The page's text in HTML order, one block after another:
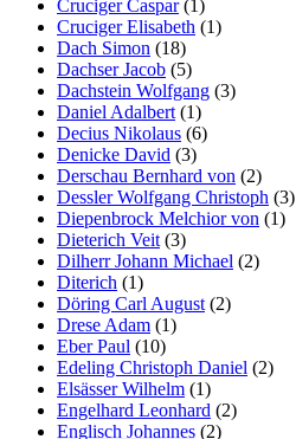
Cruciger Caspar(1)
Cruciger Elisabeth (1)
Dach Simon (18)
Dachser Jacob (5)
Dachstein Wolfgang (3)
Daniel Adalbert (1)
Decius Nikolaus (6)
Denicke David (3)
Derschau Bernhard von (2)
Dessler Wolfgang Christoph (3)
Diepenbrock Melchior von (1)
Dieterich Veit (3)
Dilherr Johann Michael (2)
Diterich (1)
Döring Carl August (2)
Drese Adam (1)
Eber Paul (10)
Edeling Christoph Daniel (2)
Elsässer Wilhelm (1)
Engelhard Leonhard (2)
Englisch Johannes (2)